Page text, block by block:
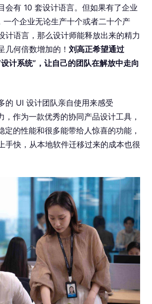
会有 10 套设计语言。但如果有了企业
一个企业无论生产十个或者二十个产
计语言，那么设计师能释放出来的精力
几何倍数增加的！ 刘高正希望通过
计系统”，让自己的团队在解放中走向
的 UI 设计团队亲自使用来感受
作为一款优秀的协同产品设计工具，
的性能和很多能带给人惊喜的功能，
手快，从本地软件迁移过来的成本也很